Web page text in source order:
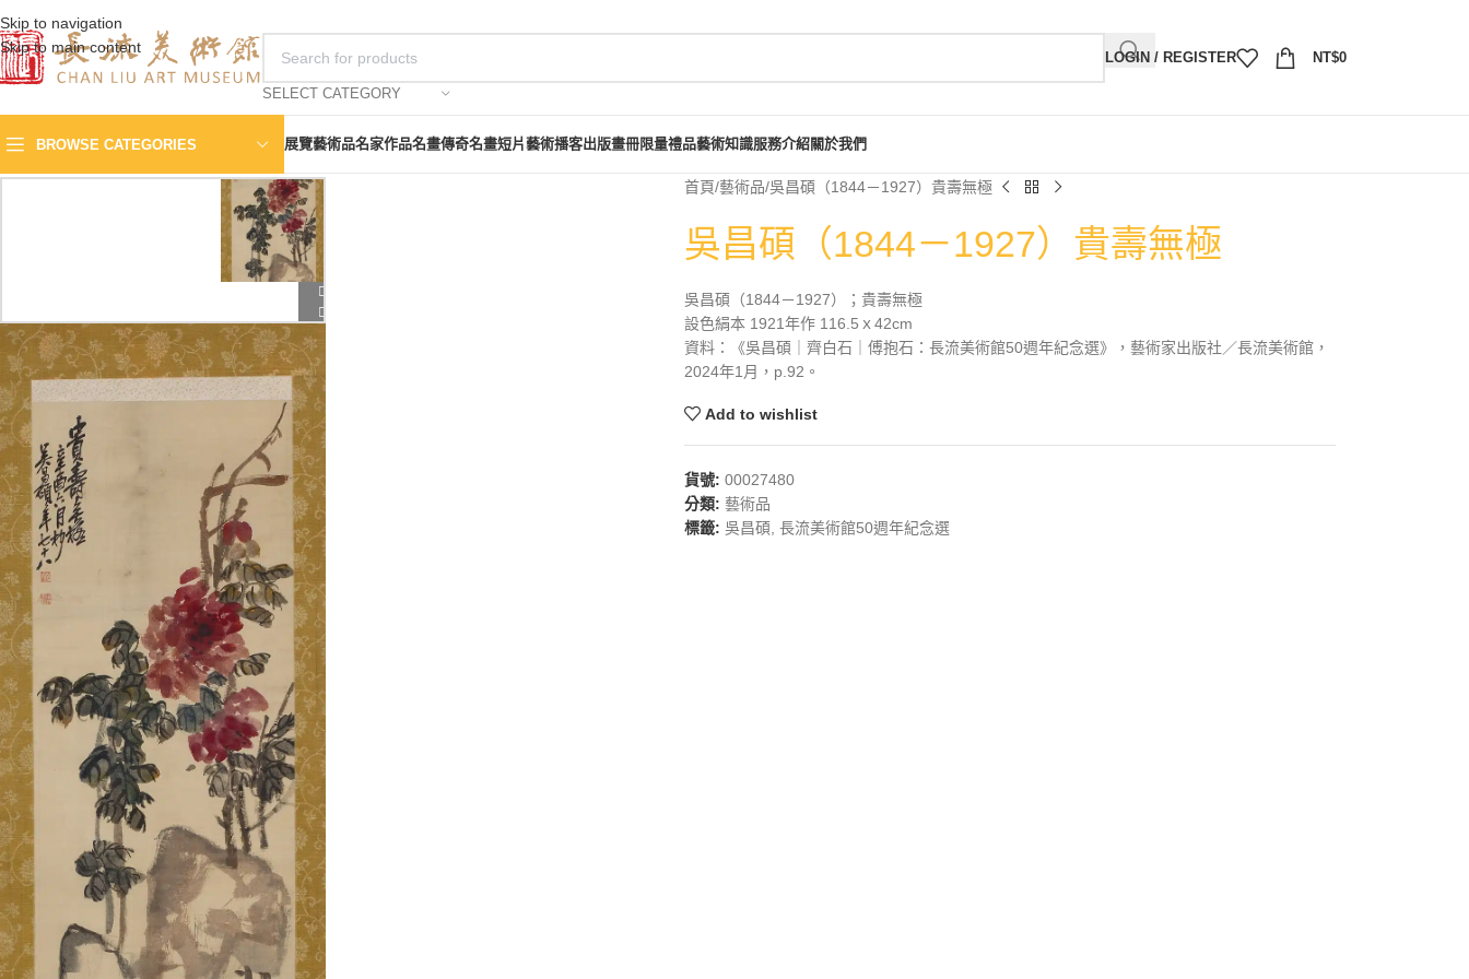
Skip to navigation
Skip to main content
SELECT CATEGORY
LOGIN / REGISTER NT$0
BROWSE CATEGORIES 展覽藝術品名家作品名畫傳奇名畫短片藝術播客出版畫冊限量禮品藝術知識服務介紹關於我們
首頁 藝術品 吳昌碩（1844－1927）貴壽無極
吳昌碩（1844－1927）貴壽無極
吳昌碩（1844－1927）；貴壽無極
設色絹本 1921年作 116.5ｘ42cm
資料：《吳昌碩｜齊白石｜傅抱石：長流美術館50週年紀念選》，藝術家出版社／長流美術館，
2024年1月，p.92。
Add to wishlist
貨號: 00027480
分類: 藝術品
標籤: 吳昌碩, 長流美術館50週年紀念選